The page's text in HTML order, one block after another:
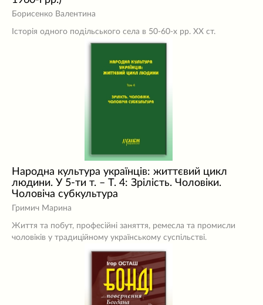
Борисенко Валентина
Історія одного подільського села в 50-60-х рр. ХХ ст.
Народна культура українців: життєвий цикл
людини. У 5-ти т. – Т. 4: Зрілість. Чоловіки.
Чоловіча субкультура
Гримич Марина
Життя та побут, професійні заняття, ремесла та промисли
чоловіків у традиційному українському суспільстві.